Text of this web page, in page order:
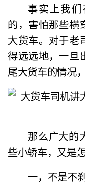
事实上我
的，害怕那些横
大货车。对于老
得远远地，一旦
尾大货车的情况
那么广大的
些小轿车，又是
一，不是不